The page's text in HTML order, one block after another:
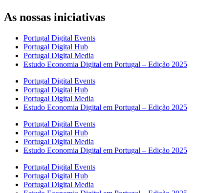
As nossas iniciativas
Portugal Digital Events
Portugal Digital Hub
Portugal Digital Media
Estudo Economia Digital em Portugal – Edição 2025
Portugal Digital Events
Portugal Digital Hub
Portugal Digital Media
Estudo Economia Digital em Portugal – Edição 2025
Portugal Digital Events
Portugal Digital Hub
Portugal Digital Media
Estudo Economia Digital em Portugal – Edição 2025
Portugal Digital Events
Portugal Digital Hub
Portugal Digital Media